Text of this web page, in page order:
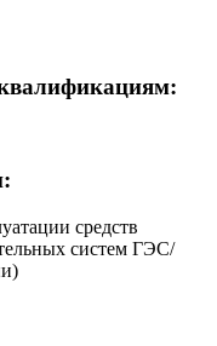
средств
систем ГЭС/